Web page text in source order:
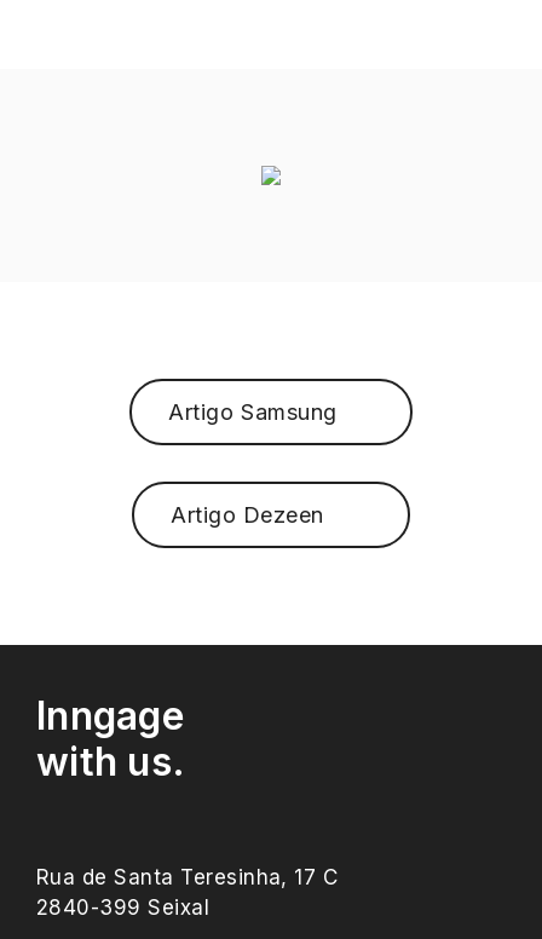
Artigo Samsung
Artigo Dezeen
Inngage
with us.
Rua de Santa Teresinha, 17 C
2840-399 Seixal